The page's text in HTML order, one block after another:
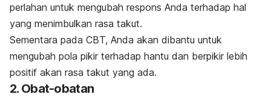
perlahan untuk mengubah respons Anda terhadap hal
yang menimbulkan rasa takut.
Sementara pada CBT, Anda akan dibantu untuk
mengubah pola pikir terhadap hantu dan berpikir lebih
positif akan rasa takut yang ada.
2. Obat-obatan